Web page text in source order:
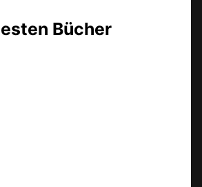
Bücher